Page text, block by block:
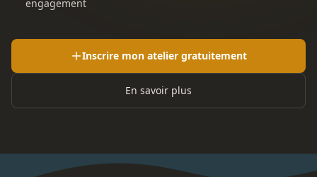
engagement
Inscrire mon atelier gratuitement
En savoir plus